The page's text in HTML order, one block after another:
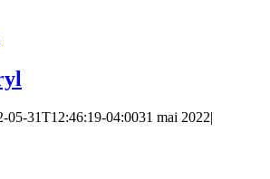
05-31T12:46:19-04:0031 mai 2022|